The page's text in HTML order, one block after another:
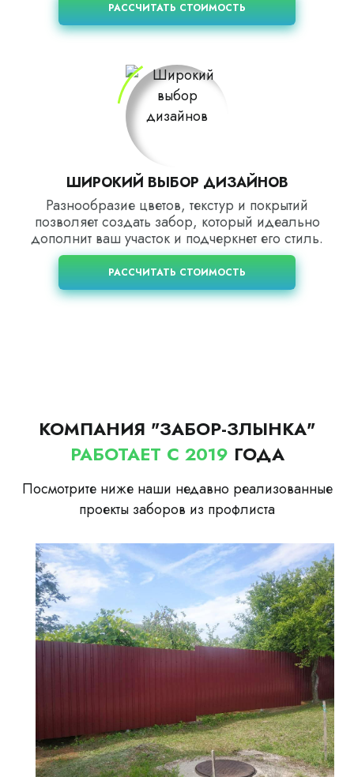
РАССЧИТАТЬ СТОИМОСТЬ
ШИРОКИЙ ВЫБОР ДИЗАЙНОВ
Разнообразие цветов, текстур и покрытий
позволяет создать забор, который идеально
дополнит ваш участок и подчеркнет его стиль.
РАССЧИТАТЬ СТОИМОСТЬ
КОМПАНИЯ "ЗАБОР-ЗЛЫНКА"
РАБОТАЕТ С 2019 ГОДА
Посмотрите ниже наши недавно реализованные
проекты заборов из профлиста